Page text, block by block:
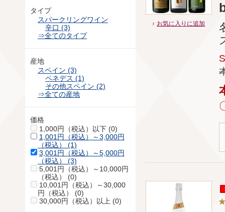
お気に入りに追加
タイプ
スパークリングワイン
辛口 (3)
⇒全てのタイプ
産地
スペイン (3)
ペネデス (1)
その他スペイン (2)
⇒全ての産地
価格
1,000円（税込）以下 (0)
1,001円（税込）～3,000円
（税込） (1)
3,001円（税込）～5,000円
（税込） (3)
5,001円（税込）～10,000円
（税込） (0)
10,001円（税込）～30,000
円（税込） (0)
30,000円（税込）以上 (0)